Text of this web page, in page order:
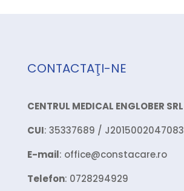
CONTACTAŢI-NE
CENTRUL MEDICAL ENGLOBER SRL
CUI: 35337689 / J2015002047083
E-mail: office@constacare.ro
Telefon: 0728294929